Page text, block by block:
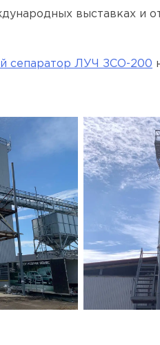
выставках и
сепаратор ЛУЧ ЗСО-200